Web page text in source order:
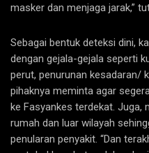
masker dan menjaga jarak,”
Sebagai bentuk deteksi dini,
dengan gejala-gejala seperti
perut, penurunan kesadaran/
pihaknya meminta agar
ke Fasyankes terdekat. Juga,
rumah dan luar wilayah
penularan penyakit. “Dan